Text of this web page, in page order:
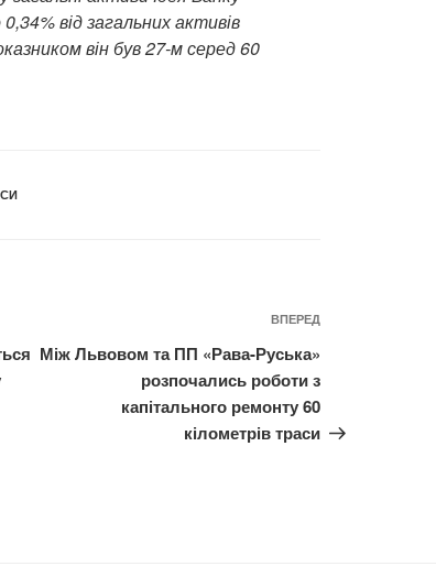
від загальних активів
він був 27-м серед 60
Наступний
ВПЕРЕД
Між Львовом та ПП «Рава-Руська»
розпочались роботи з
капітального ремонту 60
кілометрів траси